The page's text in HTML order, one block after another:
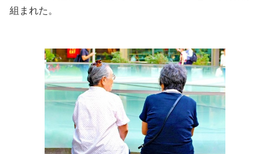
組まれた。